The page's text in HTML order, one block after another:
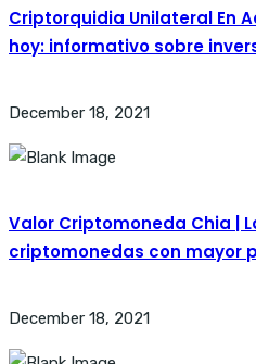
Criptorquidia Unilateral En
hoy: informativo sobre
December 18, 2021
Valor Criptomoneda Chia |
criptomonedas con mayor
December 18, 2021